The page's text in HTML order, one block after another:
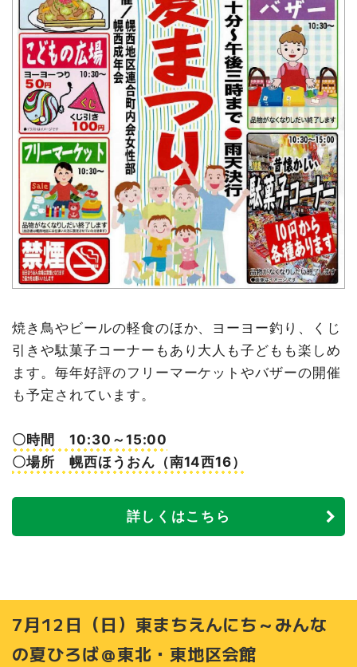
焼き鳥やビールの軽食のほか、ヨーヨー釣り、くじ
引きや駄菓子コーナーもあり大人も子どもも楽しめ
ます。毎年好評のフリーマーケットやバザーの開催
も予定されています。
〇時間 10:30～15:00
〇場所 幌西ほうおん（南14西16）
詳しくはこちら
7月12日（日）東まちえんにち～みんな
の夏ひろば＠東北・東地区会館